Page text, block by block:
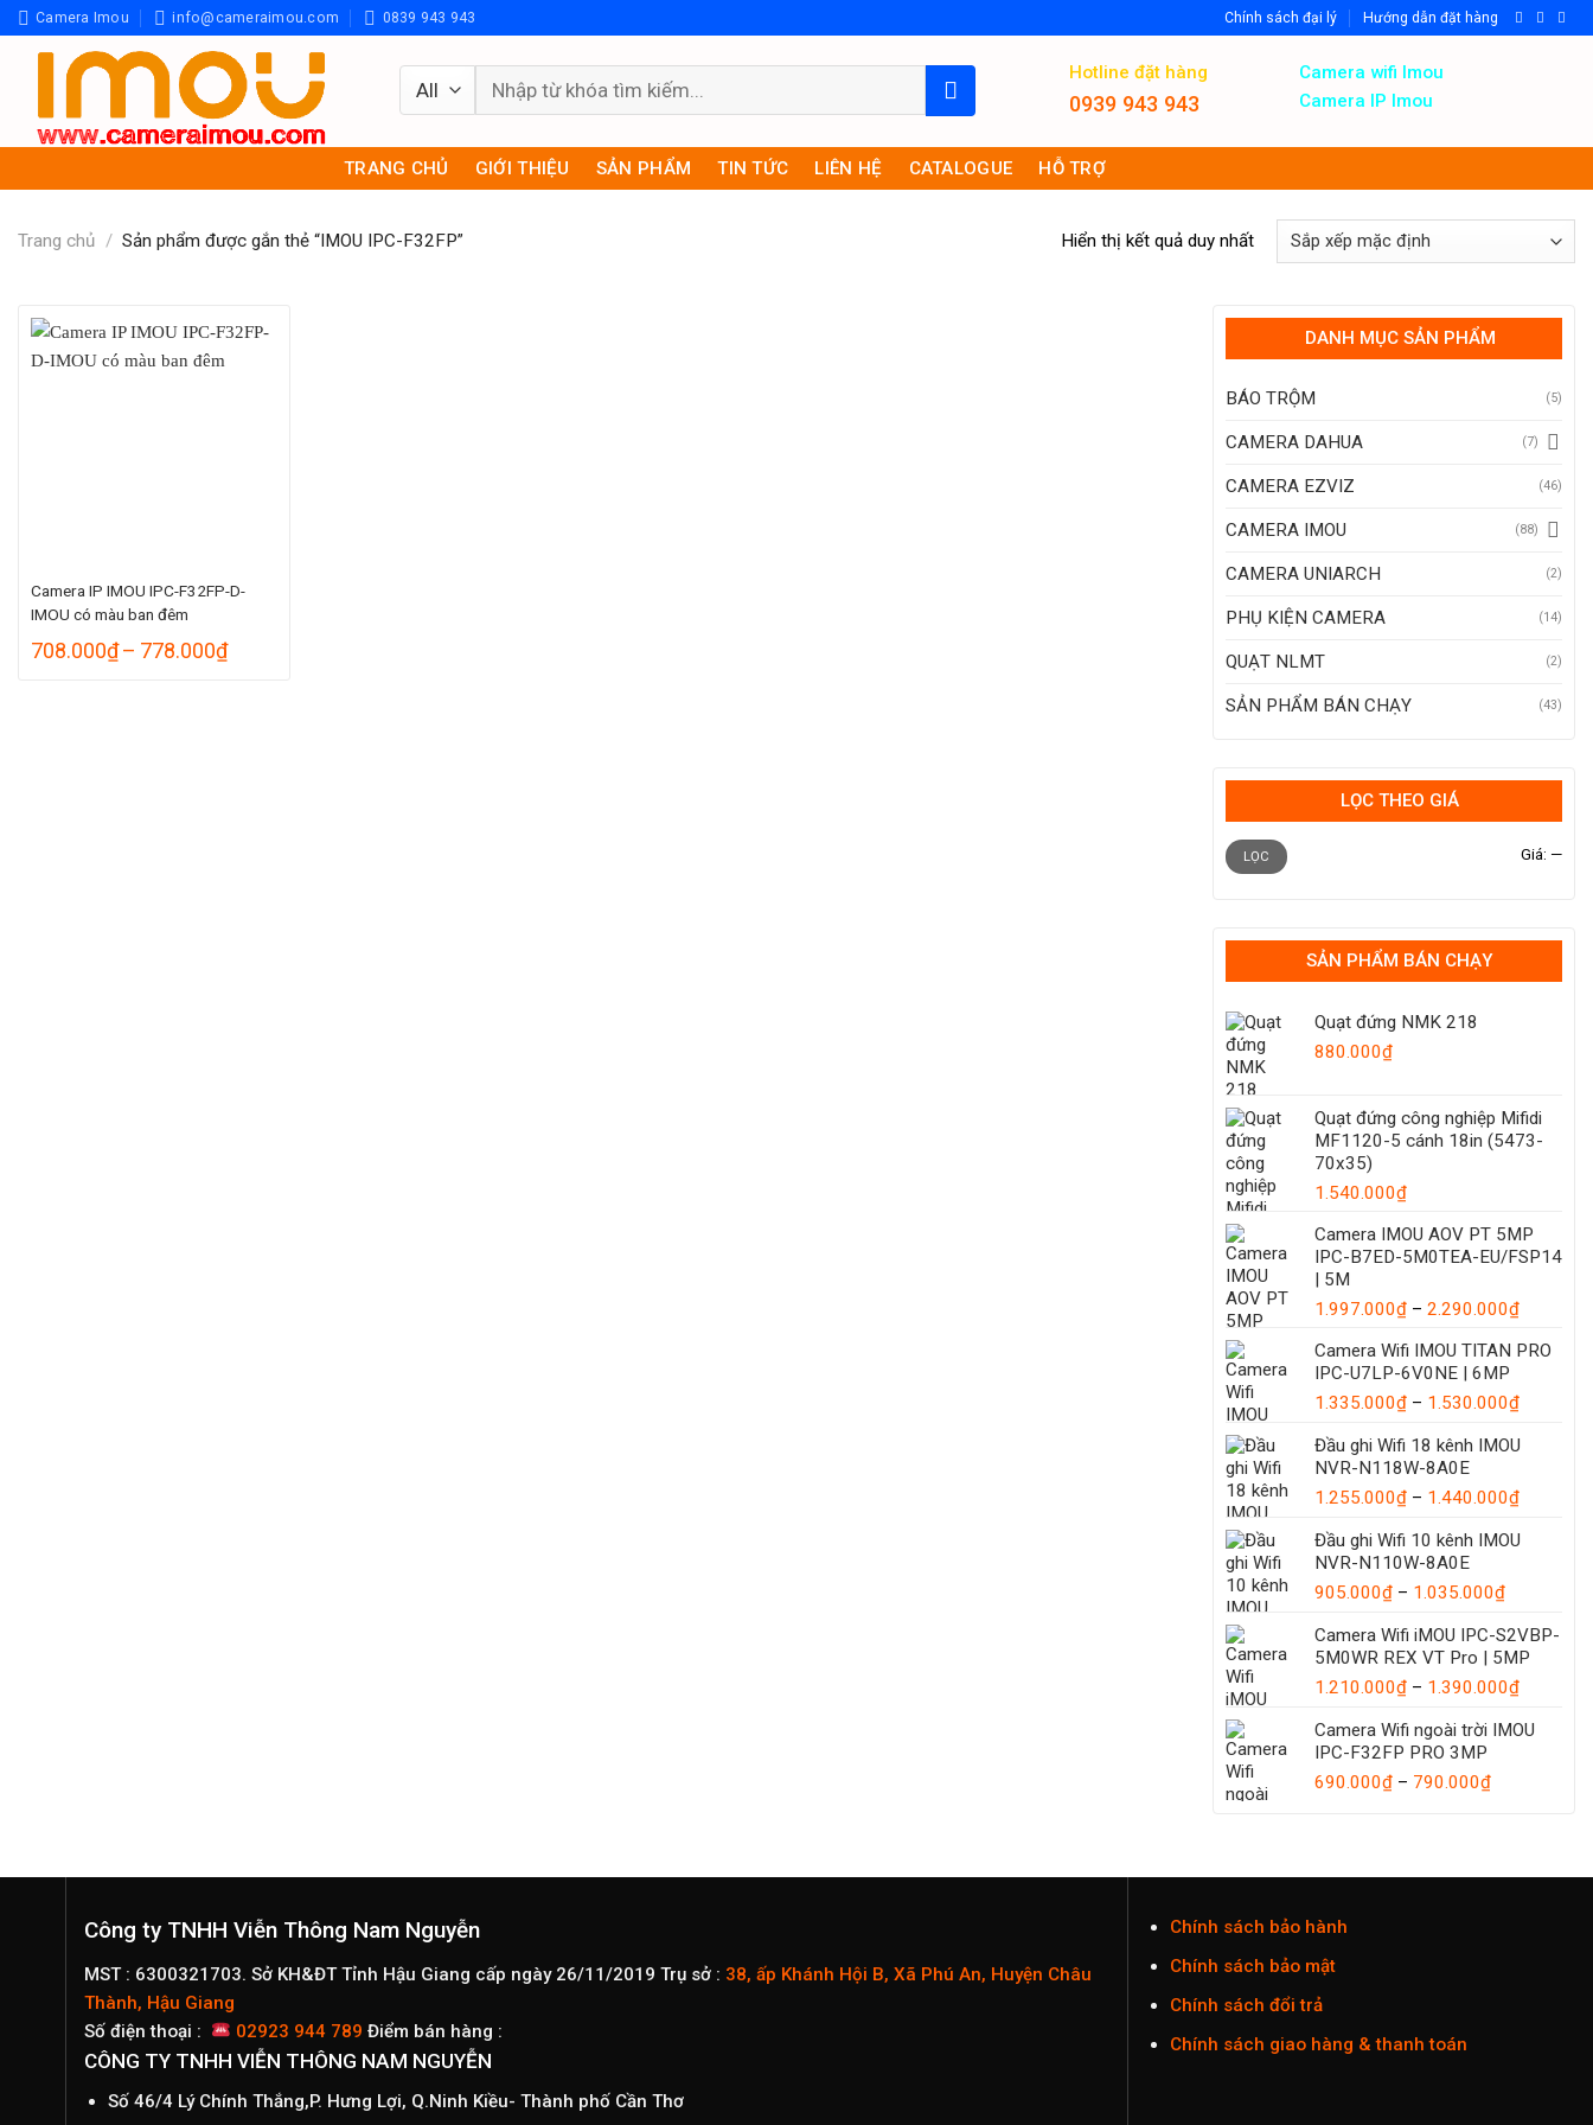
Skip
to
Camera Imou info@cameraimou.com 0839 943 943 Chính sách đại lý Hướng dẫn đặt hàng
Tìm
kiếm:
Hotline đặt hàng
0939 943 943
Camera wifi Imou
Camera IP Imou
TRANG CHỦ GIỚI THIỆU SẢN PHẨM TIN TỨC LIÊN HỆ CATALOGUE HỖ TRỢ
Trang chủ / Sản phẩm được gắn thẻ “IMOU IPC-F32FP” Hiển thị kết quả duy nhất
Camera IP IMOU IPC-F32FP-D-
IMOU có màu ban đêm
708.000₫ – 778.000₫Khoảng
giá:
DANH MỤC SẢN PHẨM
BÁO TRỘM (5)
CAMERA DAHUA (7)
CAMERA EZVIZ (46)
CAMERA IMOU (88)
CAMERA UNIARCH (2)
PHỤ KIỆN CAMERA (14)
QUẠT NLMT (2)
SẢN PHẨM BÁN CHẠY (43)
LỌC THEO GIÁ
Giá
tối
thiểu
Giá
tối
đa
LỌC Giá: —
SẢN PHẨM BÁN CHẠY
Quạt đứng NMK 218
880.000₫
Quạt đứng công nghiệp Mifidi
MF1120-5 cánh 18in (5473-
70x35)
1.540.000₫
Camera IMOU AOV PT 5MP
IPC-B7ED-5M0TEA-EU/FSP14
| 5M
1.997.000₫ – 2.290.000₫Khoảng
từ
đến
Camera Wifi IMOU TITAN PRO
IPC-U7LP-6V0NE | 6MP
1.335.000₫ – 1.530.000₫Khoảng
từ
đến
Đầu ghi Wifi 18 kênh IMOU
NVR-N118W-8A0E
1.255.000₫ – 1.440.000₫Khoảng
từ
Đầu ghi Wifi 10 kênh IMOU
NVR-N110W-8A0E
905.000₫ – 1.035.000₫Khoảng
từ
905.000₫
đến
Camera Wifi iMOU IPC-S2VBP-
5M0WR REX VT Pro | 5MP
1.210.000₫ – 1.390.000₫Khoảng
từ
Camera Wifi ngoài trời IMOU
IPC-F32FP PRO 3MP
690.000₫ – 790.000₫Khoảng
đến
Công ty TNHH Viễn Thông Nam Nguyễn
MST : 6300321703. Sở KH&ĐT Tỉnh Hậu Giang cấp ngày 26/11/2019 Trụ sở : 38, ấp Khánh Hội B, Xã Phú An, Huyện Châu
Thành, Hậu Giang
Số điện thoại :
02923 944 789 Điểm bán hàng :
CÔNG TY TNHH VIỄN THÔNG NAM NGUYỄN
Số 46/4 Lý Chính Thắng,P. Hưng Lợi, Q.Ninh Kiều- Thành phố Cần Thơ
Chính sách bảo hành
Chính sách bảo mật
Chính sách đổi trả
Chính sách giao hàng & thanh toán